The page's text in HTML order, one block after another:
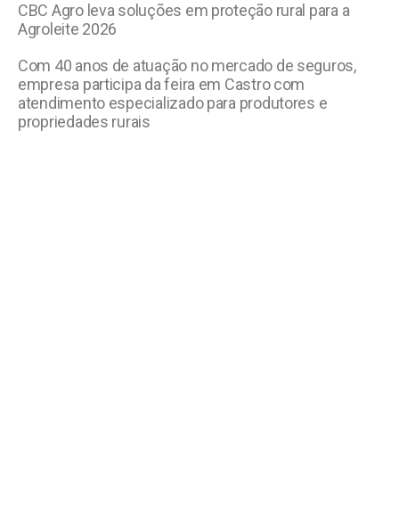
CBC Agro leva soluções em proteção rural para a
Agroleite 2026
Com 40 anos de atuação no mercado de seguros,
empresa participa da feira em Castro com
atendimento especializado para produtores e
propriedades rurais